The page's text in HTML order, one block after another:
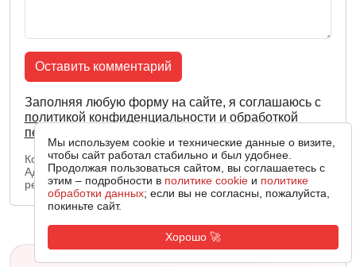
Оставить комментарий
Заполняя любую форму на сайте, я соглашаюсь с
политикой конфиденциальности и обработкой
персональных данных
Комментарий появится после проверки модератором.
Администрация сайта оставляет за собой право
редактировать и удалять комментарии.
Мы используем cookie и технические данные о визите,
чтобы сайт работал стабильно и был удобнее.
Продолжая пользоваться сайтом, вы соглашаетесь с
этим – подробности в политике cookie и политике
обработки данных; если вы не согласны, пожалуйста,
покиньте сайт.
Хорошо 🚀